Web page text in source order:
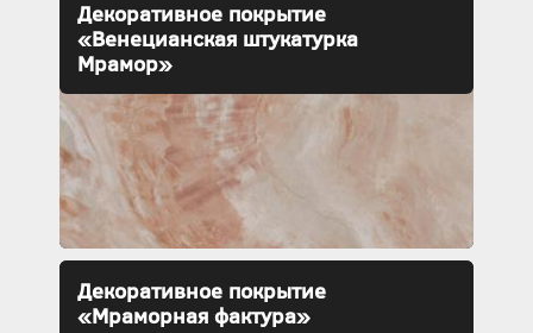
Декоративное покрытие
«Венецианская штукатурка
Мрамор»
Декоративное покрытие
«Мраморная фактура»